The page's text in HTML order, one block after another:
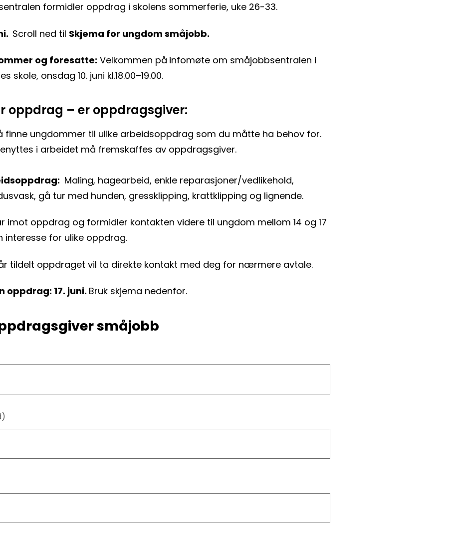
formidler oppdrag i skolens sommerferie, uke 26-33.
Scroll ned til Skjema for ungdom småjobb.
og foresatte: Velkommen på infomøte om småjobbsentralen i
skole, onsdag 10. juni kl.18.00–19.00.
oppdrag – er oppdragsgiver:
finne ungdommer til ulike arbeidsoppdrag som du måtte ha behov for.
i arbeidet må fremskaffes av oppdragsgiver.
Maling, hagearbeid, enkle reparasjoner/vedlikehold,
gå tur med hunden, gressklipping, krattklipping og lignende.
imot oppdrag og formidler kontakten videre til ungdom mellom 14 og 17
interesse for ulike oppdrag.
tildelt oppdraget vil ta direkte kontakt med deg for nærmere avtale.
oppdrag: 17. juni. Bruk skjema nedenfor.
småjobb